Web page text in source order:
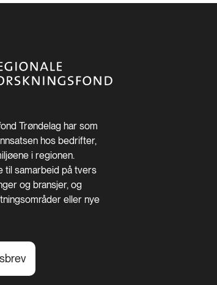
Trøndelag har som
hos bedrifter,
i regionen.
til samarbeid på tvers
og bransjer, og
eller nye